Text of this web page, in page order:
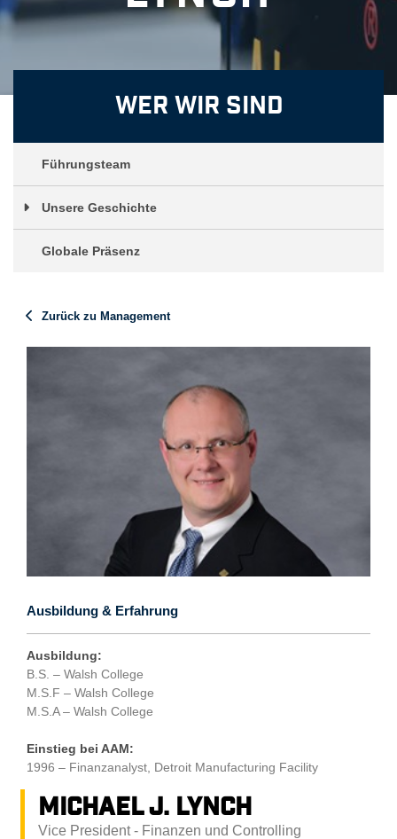
Wer wir sind
Führungsteam
Unsere Geschichte
Globale Präsenz
Zurück zu Management
Ausbildung & Erfahrung
Ausbildung:
B.S. – Walsh College
M.S.F – Walsh College
M.S.A – Walsh College
Einstieg bei AAM:
1996 – Finanzanalyst, Detroit Manufacturing Facility
Michael J. Lynch
Vice President - Finanzen und Controlling